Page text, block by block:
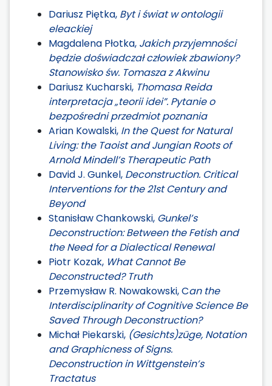
Dariusz Piętka, Byt i świat w ontologii
eleackiej
Magdalena Płotka, Jakich przyjemności
będzie doświadczał człowiek zbawiony?
Stanowisko św. Tomasza z Akwinu
Dariusz Kucharski, Thomasa Reida
interpretacja „teorii idei”. Pytanie o
bezpośredni przedmiot poznania
Arian Kowalski, In the Quest for Natural
Living: the Taoist and Jungian Roots of
Arnold Mindell’s Therapeutic Path
David J. Gunkel, Deconstruction. Critical
Interventions for the 21st Century and
Beyond
Stanisław Chankowski, Gunkel’s
Deconstruction: Between the Fetish and
the Need for a Dialectical Renewal
Piotr Kozak, What Cannot Be
Deconstructed? Truth
Przemysław R. Nowakowski, Can the
Interdisciplinarity of Cognitive Science Be
Saved Through Deconstruction?
Michał Piekarski, (Gesichts)züge, Notation
and Graphicness of Signs.
Deconstruction in Wittgenstein’s
Tractatus